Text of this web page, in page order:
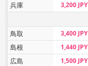
兵庫 3,200 JPY
鳥取 3,400 JPY
島根 1,440 JPY
広島 1,500 JPY